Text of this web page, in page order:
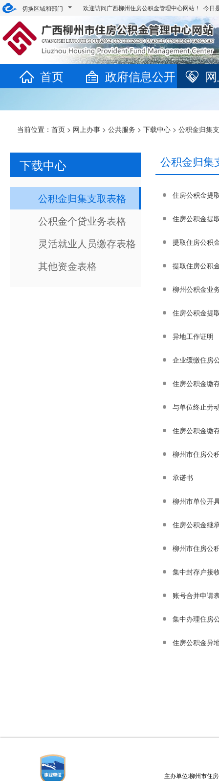
切换区域和部门 欢迎访问广西柳州住房公积金管理中心网站！ 今日
首页 政府信息公开
当前位置： 首页 > 网上办事 > 公共服务 > 下载中心 > 公积金归集
下载中心
公积金归集支取表格
公积金个贷业务表格
灵活就业人员缴存表格
其他资金表格
公积金归集
住房公积金提
住房公积金提
提取住房公积
提取住房公积
柳州公积金业
住房公积金提
异地工作证明
企业缓缴住房
住房公积金缴
与单位终止劳
住房公积金缴
柳州市住房公
承诺书
柳州市单位开
住房公积金继
柳州市住房公
集中封存户接
账号合并申请
集中办理住房
住房公积金异
主办单位:柳州市住